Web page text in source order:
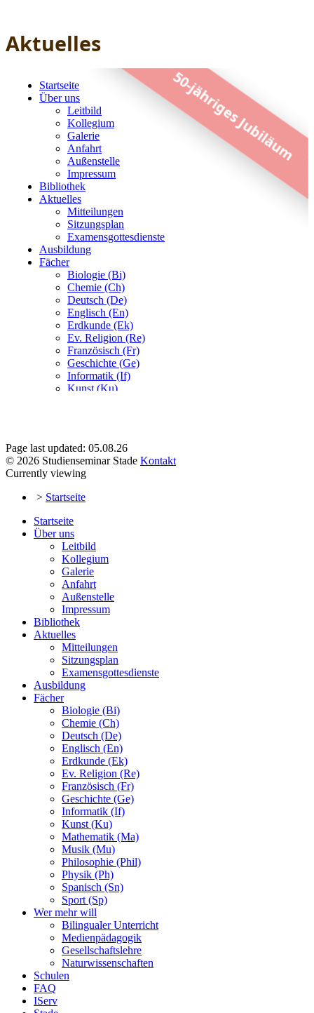
Aktuelles
Page last updated: 05.08.26
© 2026 Studienseminar Stade Kontakt
Currently viewing
> Startseite
Startseite
Über uns
Leitbild
Kollegium
Galerie
Anfahrt
Außenstelle
Impressum
Bibliothek
Aktuelles
Mitteilungen
Sitzungsplan
Examensgottesdienste
Ausbildung
Fächer
Biologie (Bi)
Chemie (Ch)
Deutsch (De)
Englisch (En)
Erdkunde (Ek)
Ev. Religion (Re)
Französisch (Fr)
Geschichte (Ge)
Informatik (If)
Kunst (Ku)
Mathematik (Ma)
Musik (Mu)
Philosophie (Phil)
Physik (Ph)
Spanisch (Sn)
Sport (Sp)
Wer mehr will
Bilingualer Unterricht
Medienpädagogik
Gesellschaftslehre
Naturwissenschaften
Schulen
FAQ
IServ